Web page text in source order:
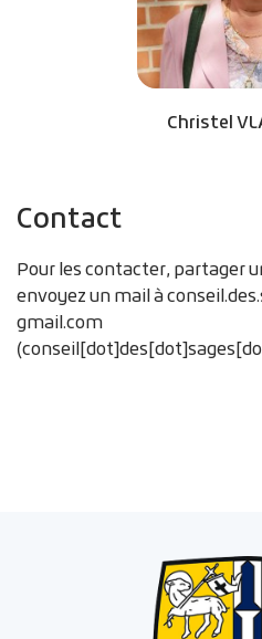
Christel
Contact
Pour les contacter, partager
envoyez un mail àconseil.des.
gmail.com